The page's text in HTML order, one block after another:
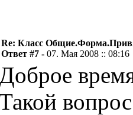
Re: Класс
Ответ #7 - 07. Мая 2008 :: 08:16